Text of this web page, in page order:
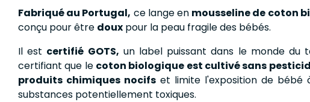
Fabriqué au Portugal, ce lange en mousseline de coton
conçu pour être doux pour la peau fragile des bébés.
Il est certifié GOTS, un label puissant dans le monde du
certifiant que le coton biologique est cultivé sans
produits chimiques nocifs et limite l'exposition de bébé
substances potentiellement toxiques.